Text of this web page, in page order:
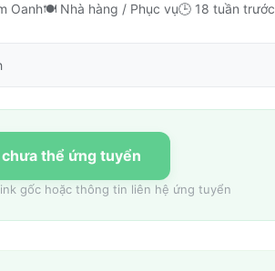
Oanh🍽️ Nhà hàng / Phục vụ🕒 18 tuần trước
chưa thể ứng tuyển
gốc hoặc thông tin liên hệ ứng tuyển